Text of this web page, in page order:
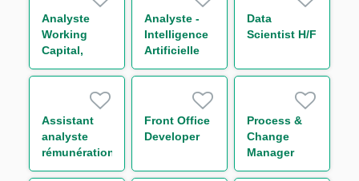
Analyste
Working
Capital,
Receivable
Finance H/F
Analyste -
Intelligence
Artificielle
H/F
Data
Scientist H/F
Assistant
analyste
rémunération
H/F
Front Office
Developer
Process &
Change
Manager
Middle-